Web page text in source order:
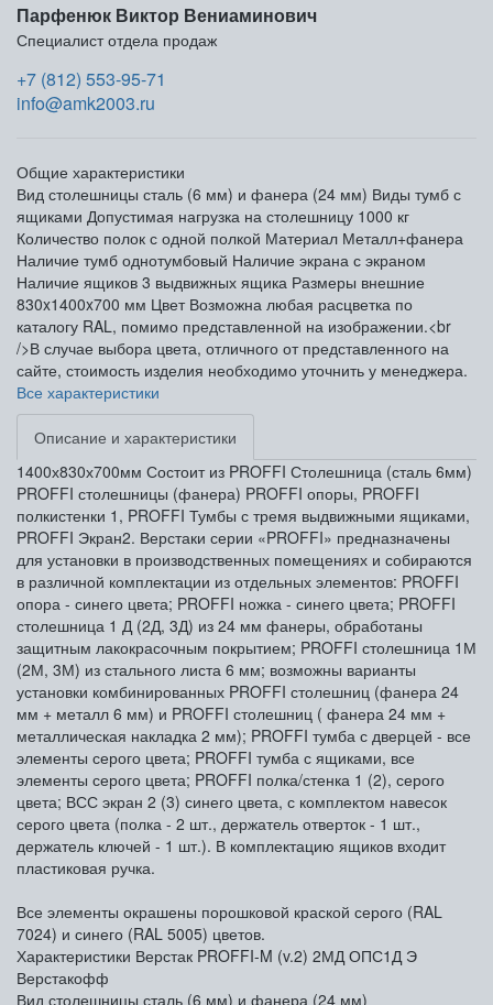
Парфенюк Виктор Вениаминович
Специалист отдела продаж
+7 (812) 553-95-71
info@amk2003.ru
Общие характеристики
Вид столешницы сталь (6 мм) и фанера (24 мм) Виды тумб с
ящиками Допустимая нагрузка на столешницу 1000 кг
Количество полок с одной полкой Материал Металл+фанера
Наличие тумб однотумбовый Наличие экрана с экраном
Наличие ящиков 3 выдвижных ящика Размеры внешние
830x1400x700 мм Цвет Возможна любая расцветка по
каталогу RAL, помимо представленной на изображении.<br
/>В случае выбора цвета, отличного от представленного на
сайте, стоимость изделия необходимо уточнить у менеджера.
Все характеристики
Описание и характеристики
1400х830х700мм Состоит из PROFFI Столешница (сталь 6мм)
PROFFI столешницы (фанера) PROFFI опоры, PROFFI
полкистенки 1, PROFFI Тумбы с тремя выдвижными ящиками,
PROFFI Экран2. Верстаки серии «PROFFI» предназначены
для установки в производственных помещениях и собираются
в различной комплектации из отдельных элементов: PROFFI
опора - синего цвета; PROFFI ножка - синего цвета; PROFFI
столешница 1 Д (2Д, 3Д) из 24 мм фанеры, обработаны
защитным лакокрасочным покрытием; PROFFI столешница 1М
(2М, 3М) из стального листа 6 мм; возможны варианты
установки комбинированных PROFFI столешниц (фанера 24
мм + металл 6 мм) и PROFFI столешниц ( фанера 24 мм +
металлическая накладка 2 мм); PROFFI тумба с дверцей - все
элементы серого цвета; PROFFI тумба с ящиками, все
элементы серого цвета; PROFFI полка/стенка 1 (2), серого
цвета; ВСС экран 2 (3) синего цвета, с комплектом навесок
серого цвета (полка - 2 шт., держатель отверток - 1 шт.,
держатель ключей - 1 шт.). В комплектацию ящиков входит
пластиковая ручка.
Все элементы окрашены порошковой краской серого (RAL
7024) и синего (RAL 5005) цветов.
Характеристики Верстак PROFFI-M (v.2) 2МД ОПС1Д Э
Верстакофф
Вид столешницы сталь (6 мм) и фанера (24 мм)